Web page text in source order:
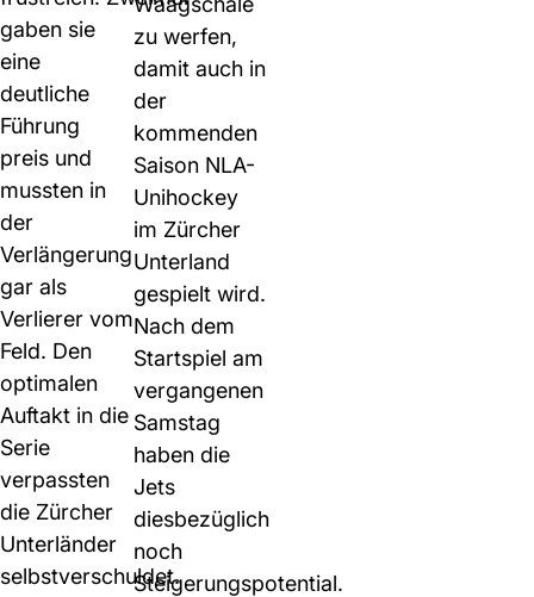
gaben sie
eine
deutliche
Führung
preis und
mussten in
der
Verlängerung
gar als
Verlierer vom
Feld. Den
optimalen
Auftakt in die
Serie
verpassten
die Zürcher
Unterländer
selbstverschuldet.
zu werfen,
damit auch in
der
kommenden
Saison NLA-
Unihockey
im Zürcher
Unterland
gespielt wird.
Nach dem
Startspiel am
vergangenen
Samstag
haben die
Jets
diesbezüglich
noch
Steigerungspotential.